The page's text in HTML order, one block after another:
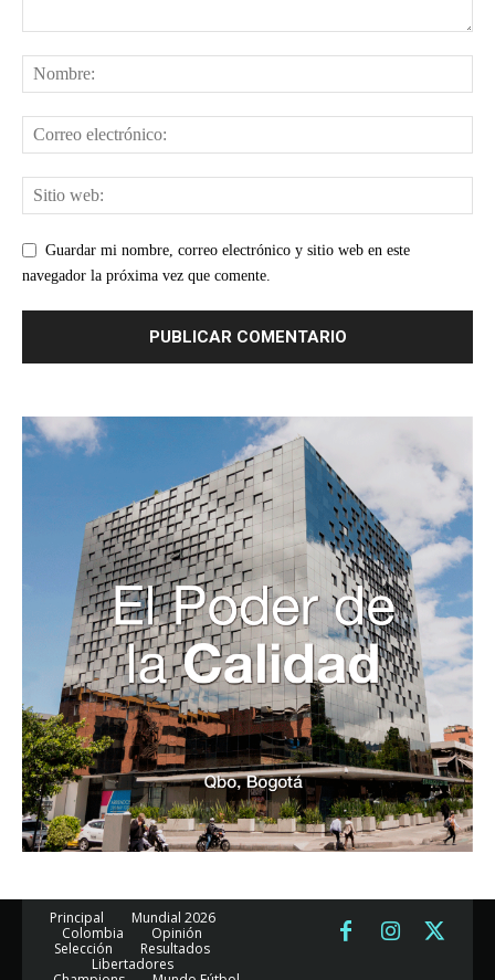
Guardar mi nombre, correo electrónico y sitio web en este
navegador la próxima vez que comente.
Principal
Mundial 2026
Colombia
Opinión
Selección
Resultados
Libertadores